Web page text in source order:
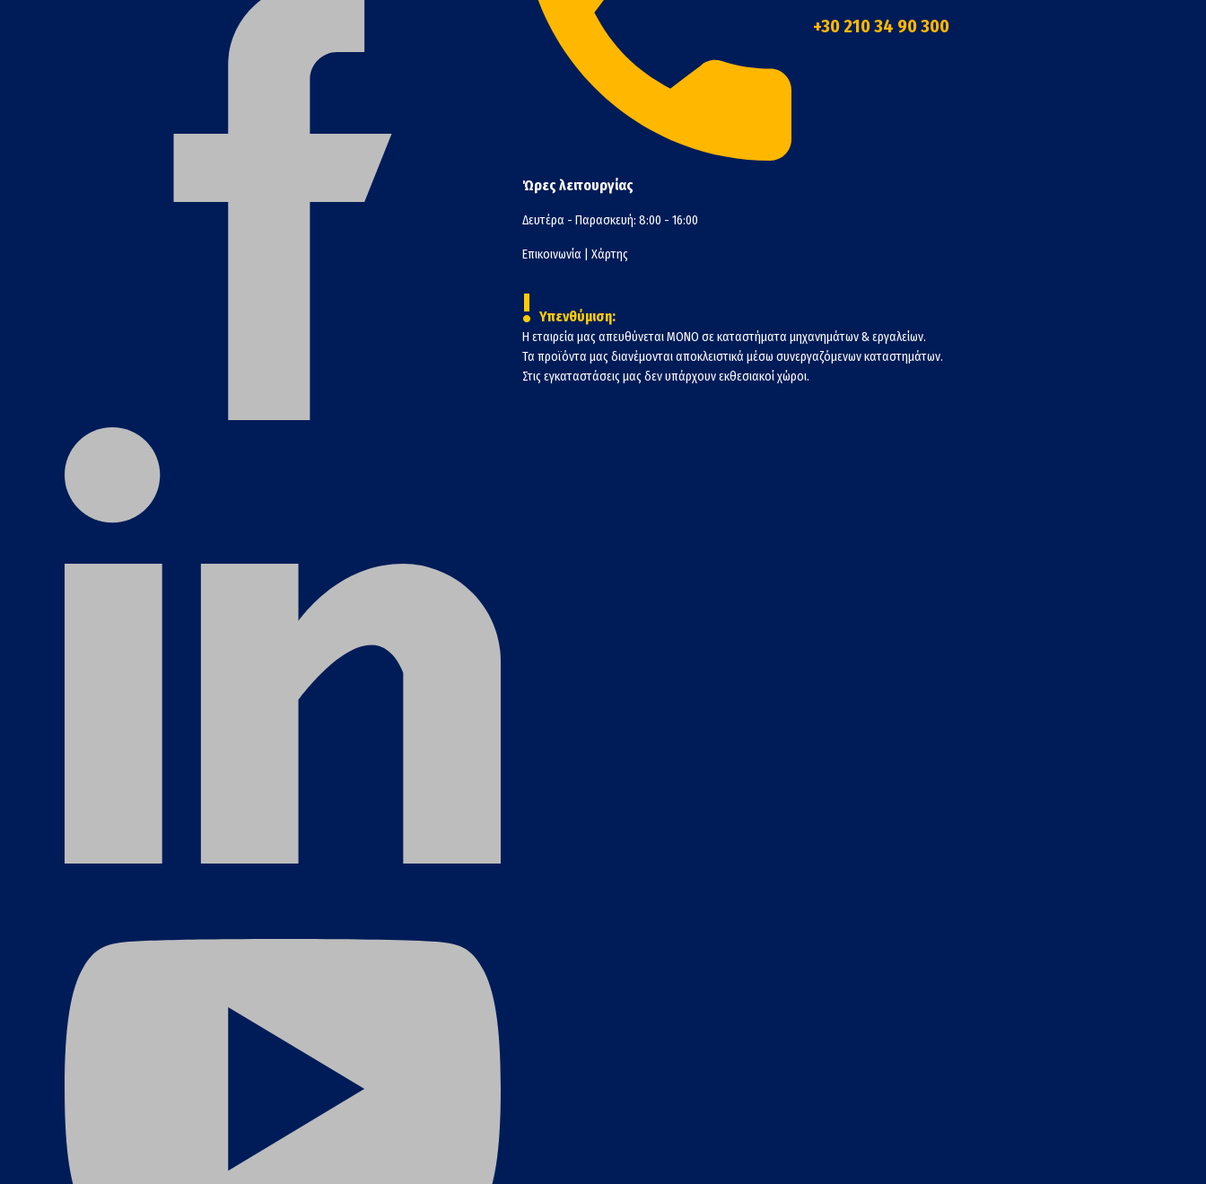
+30 210 34 90 300
Ώρες λειτουργίας
Δευτέρα - Παρασκευή: 8:00 - 16:00
Επικοινωνία Χάρτης
! Υπενθύμιση:
Η εταιρεία μας απευθύνεται ΜΟΝΟ σε καταστήματα μηχανημάτων & εργαλείων.
Τα προϊόντα μας διανέμονται αποκλειστικά μέσω συνεργαζόμενων καταστημάτων.
Στις εγκαταστάσεις μας δεν υπάρχουν εκθεσιακοί χώροι.